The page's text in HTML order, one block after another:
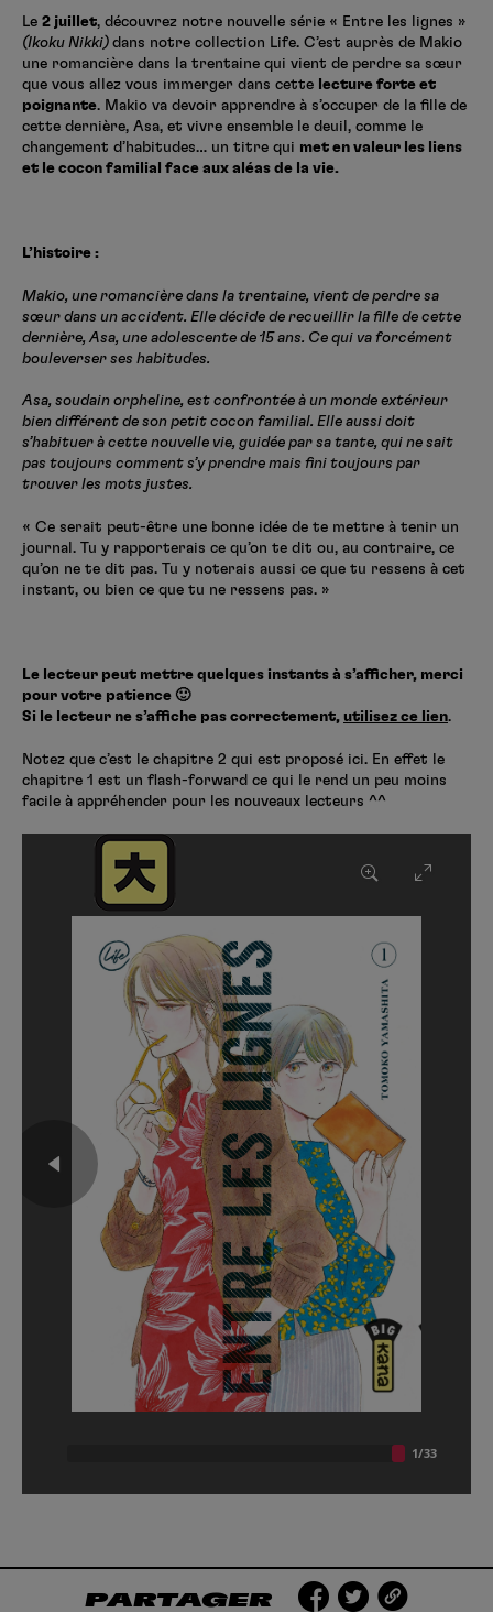
Le 2 juillet, découvrez notre nouvelle série « Entre les lignes »
(Ikoku Nikki) dans notre collection Life. C’est auprès de Makio
une romancière dans la trentaine qui vient de perdre sa sœur
que vous allez vous immerger dans cette lecture forte et
poignante. Makio va devoir apprendre à s’occuper de la fille de
cette dernière, Asa, et vivre ensemble le deuil, comme le
changement d’habitudes… un titre qui met en valeur les liens
et le cocon familial face aux aléas de la vie.
L’histoire :
Makio, une romancière dans la trentaine, vient de perdre sa
sœur dans un accident. Elle décide de recueillir la fille de cette
dernière, Asa, une adolescente de 15 ans. Ce qui va forcément
bouleverser ses habitudes.
Asa, soudain orpheline, est confrontée à un monde extérieur
bien différent de son petit cocon familial. Elle aussi doit
s’habituer à cette nouvelle vie, guidée par sa tante, qui ne sait
pas toujours comment s’y prendre mais fini toujours par
trouver les mots justes.
« Ce serait peut-être une bonne idée de te mettre à tenir un
journal. Tu y rapporterais ce qu’on te dit ou, au contraire, ce
qu’on ne te dit pas. Tu y noterais aussi ce que tu ressens à cet
instant, ou bien ce que tu ne ressens pas. »
Le lecteur peut mettre quelques instants à s’afficher, merci
pour votre patience 🙂
Si le lecteur ne s’affiche pas correctement, utilisez ce lien.
Notez que c’est le chapitre 2 qui est proposé ici. En effet le
chapitre 1 est un flash-forward ce qui le rend un peu moins
facile à appréhender pour les nouveaux lecteurs ^^
PARTAGER
Se connecter S’inscrire
Hunter x Hunter
Fire Force
Black Butler